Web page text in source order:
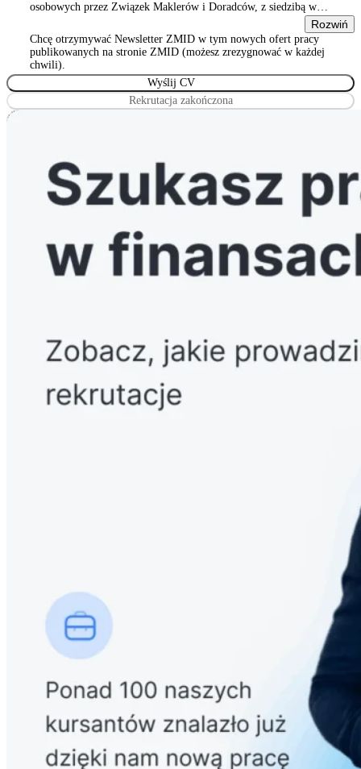
osobowych przez Związek Maklerów i Doradców, z siedzibą w
stowarzyszeń, innych organizacji społecznych i zawodowych,
Wyrażam zgodę na przetwarzanie podanych przeze mnie danych
osobowych przez Związek Maklerów i Doradców, z siedzibą w
Warszawie 00-815, ul. Sienna 93/2, wpisanym do rejestru
stowarzyszeń, innych organizacji społecznych i zawodowych
Rozwiń
Chcę otrzymywać Newsletter ZMID w tym nowych ofert pracy
publikowanych na stronie ZMID (możesz zrezygnować w każdej
chwili).
Rekrutacja zakończona